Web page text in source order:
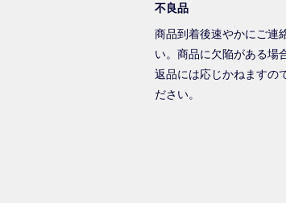
不良品
商品到着後速やかにご連
い。商品に欠陥がある場
返品には応じかねますの
ださい。